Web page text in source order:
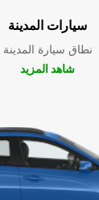
سيارات المدينة
نطاق سيارة المدينة
شاهد المزيد